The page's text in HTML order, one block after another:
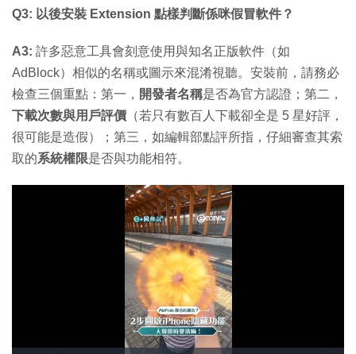
Q3: 以後安裝 Extension 點樣判斷係咪假冒軟件？
A3: 許多惡意工具會刻意使用與知名正版軟件（如
AdBlock）相似的名稱或圖示來混淆視聽。安裝前，請務必
檢查三個重點：第一， 開發者名稱是否為官方認證；第二，
下載次數與用戶評價 （若只有數百人下載卻全是 5 星好評，
很可能是造假）；第三，如編輯部點評所指，仔細審查其索
取的系統權限是否與功能相符。